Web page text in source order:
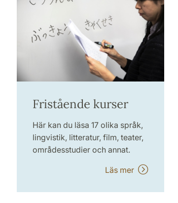
Fristående kurser
Här kan du läsa 17 olika språk,
lingvistik, litteratur, film, teater,
områdesstudier och annat.
Läs mer